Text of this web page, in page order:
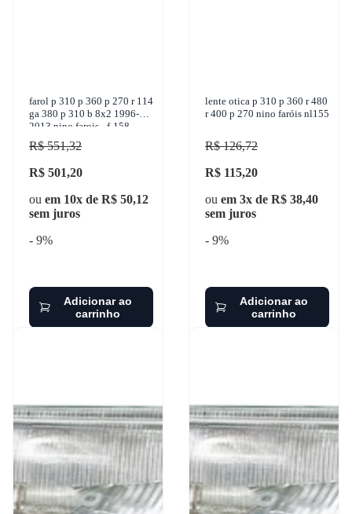
farol p 310 p 360 p 270 r 114
ga 380 p 310 b 8x2 1996-
2013 nino farois - f-158
R$ 551,32
R$ 501,20
ou em 10x de R$ 50,12
sem juros
- 9%
Adicionar ao
carrinho
lente otica p 310 p 360 r 480
r 400 p 270 nino faróis nl155
R$ 126,72
R$ 115,20
ou em 3x de R$ 38,40
sem juros
- 9%
Adicionar ao
carrinho